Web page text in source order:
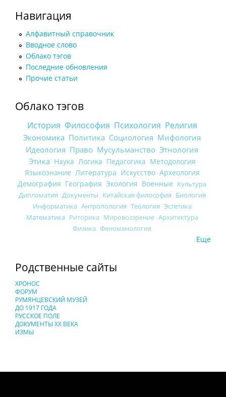
Навигация
Алфавитный справочник
Вводное слово
Облако тэгов
Последние обновления
Прочие статьи
Облако тэгов
История Философия Психология Религия
Экономика Политика Социология Мифология
Идеология Право Мусульманство Этнология
Этика Наука Логика Педагогика Методология
Языкознание Литература Искусство Археология
Демография География Экология Военные Культура
Дипломатия Документы Китайская философия Биология
Информатика Антропология Теология Эстетика
Математика Риторика Мировоззрение Архитектура
Физика Феноменология
Еще
Родственные сайты
ХРОНОС
ФОРУМ
РУМЯНЦЕВСКИЙ МУЗЕЙ
ДО 1917 ГОДА
РУССКОЕ ПОЛЕ
ДОКУМЕНТЫ XX ВЕКА
ИЗМЫ